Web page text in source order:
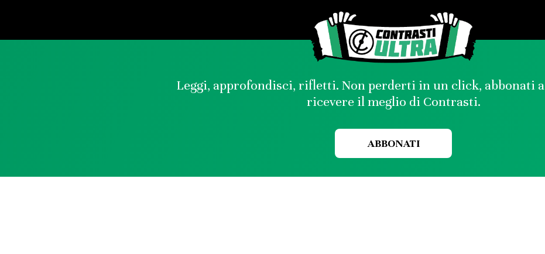
Leggi, approfondisci, rifletti. Non perderti in un click, abbonati a
ricevere il meglio di Contrasti.
ABBONATI